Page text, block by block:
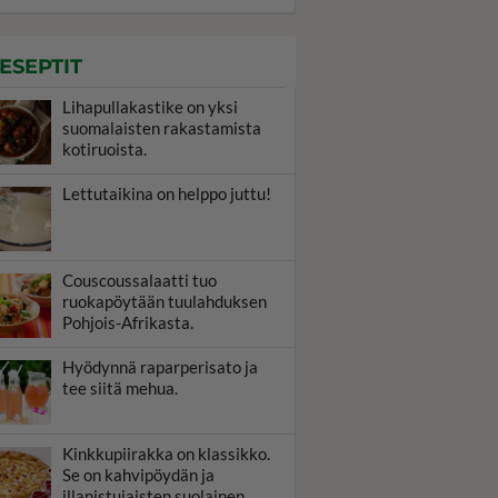
Lihapullakastike on yksi
suomalaisten rakastamista
kotiruoista.
Lettutaikina on helppo juttu!
Couscoussalaatti tuo
ruokapöytään tuulahduksen
Pohjois-Afrikasta.
Hyödynnä raparperisato ja
tee siitä mehua.
Kinkkupiirakka on klassikko.
Se on kahvipöydän ja